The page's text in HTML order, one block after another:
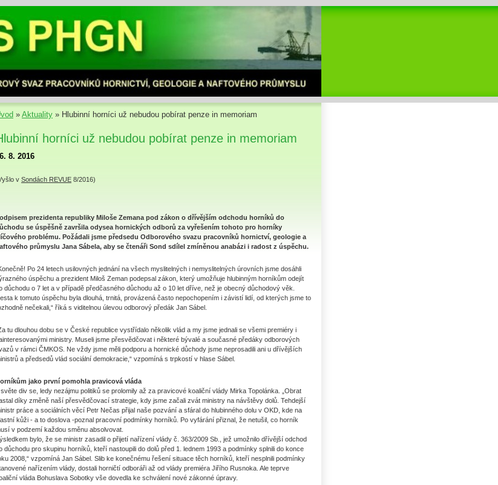
» Aktuality » Hlubinní horníci už nebudou pobírat penze in memoriam
horníci už nebudou pobírat penze in memoriam
8. 2016
v Sondách REVUE 8/2016)
prezidenta republiky Miloše Zemana pod zákon o dřívějším odchodu horníků do
se úspěšně završila odysea hornických odborů za vyřešením tohoto pro horníky
problému. Požádali jsme předsedu Odborového svazu pracovníků hornictví, geologie a
průmyslu Jana Sábela, aby se čtenáři Sond sdílel zmíněnou anabázi i radost z úspěchu.
Po 24 letech usilovných jednání na všech myslitelných i nemyslitelných úrovních jsme dosáhli
úspěchu a prezident Miloš Zeman podepsal zákon, který umožňuje hlubinným horníkům odejít
důchodu o 7 let a v případě předčasného důchodu až o 10 let dříve, než je obecný důchodový věk.
k tomuto úspěchu byla dlouhá, trnitá, provázená často nepochopením i závistí lidí, od kterých jsme to
nečekali,“ říká s viditelnou úlevou odborový předák Jan Sábel.
tu dlouhou dobu se v České republice vystřídalo několik vlád a my jsme jednali se všemi premiéry i
ministry. Museli jsme přesvědčovat i některé bývalé a současné předáky odborových
v rámci ČMKOS. Ne vždy jsme měli podporu a hornické důchody jsme neprosadili ani u dřívějších
a předsedů vlád sociální demokracie,“ vzpomíná s trpkostí v hlase Sábel.
jako první pomohla pravicová vláda
světe div se, ledy nezájmu politiků se prolomily až za pravicové koaliční vlády Mirka Topolánka. „Obrat
díky změně naší přesvědčovací strategie, kdy jsme začali zvát ministry na návštěvy dolů. Tehdejší
práce a sociálních věcí Petr Nečas přijal naše pozvání a sfáral do hlubinného dolu v OKD, kde na
kůži - a to doslova -poznal pracovní podmínky horníků. Po vyfárání přiznal, že netušil, co horník
v podzemí každou směnu absolvovat.
bylo, že se ministr zasadil o přijetí nařízení vlády č. 363/2009 Sb., jež umožnilo dřívější odchod
důchodu pro skupinu horníků, kteří nastoupili do dolů před 1. lednem 1993 a podmínky splnili do konce
2008,“ vzpomíná Jan Sábel. Slib ke konečnému řešení situace těch horníků, kteří nesplnili podmínky
nařízením vlády, dostali horničtí odboráři až od vlády premiéra Jiřího Rusnoka. Ale teprve
vláda Bohuslava Sobotky vše dovedla ke schválení nové zákonné úpravy.